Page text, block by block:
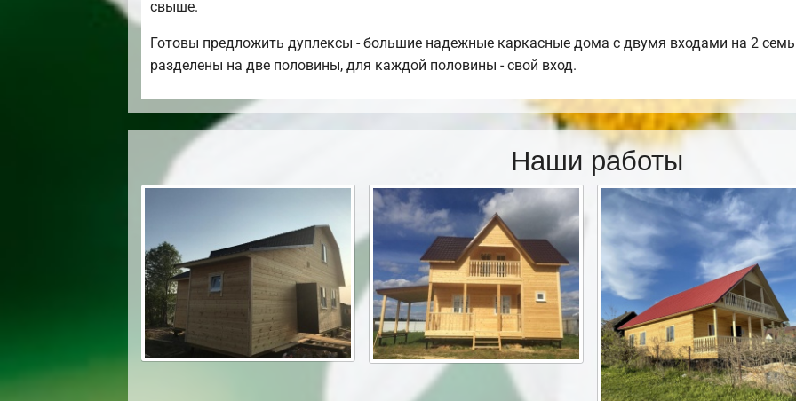
свыше.
Готовы предложить дуплексы - большие надежные каркасные дома с двумя входами на 2
разделены на две половины, для каждой половины - свой вход.
Наши работы